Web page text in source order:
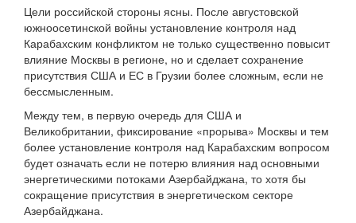
Цели российской стороны ясны. После августовской
южноосетинской войны установление контроля над
Карабахским конфликтом не только существенно повысит
влияние Москвы в регионе, но и сделает сохранение
присутствия США и ЕС в Грузии более сложным, если не
бессмысленным.
Между тем, в первую очередь для США и
Великобритании, фиксирование «прорыва» Москвы и тем
более установление контроля над Карабахским вопросом
будет означать если не потерю влияния над основными
энергетическими потоками Азербайджана, то хотя бы
сокращение присутствия в энергетическом секторе
Азербайджана.